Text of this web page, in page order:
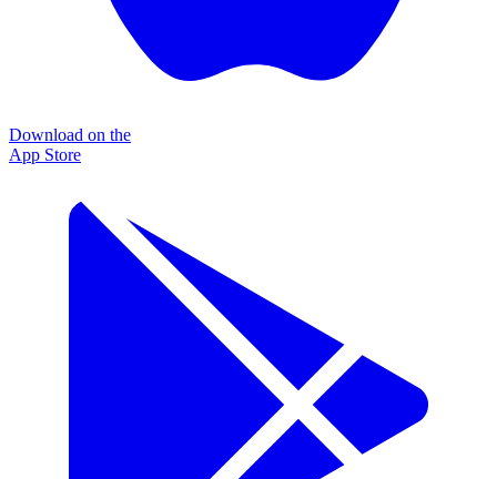
Download on the
App Store